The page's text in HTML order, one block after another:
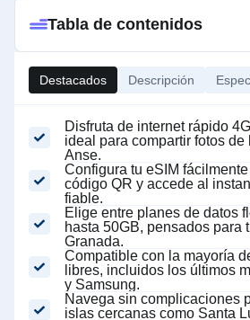
Destacados Descripción
Disfruta de internet rápido
ideal para compartir fotos de
Anse.
Configura tu eSIM
código QR y accede al
fiable.
Elige entre planes de datos
hasta 50GB, pensados para
Granada.
Compatible con la mayoría
libres, incluidos los últimos
y Samsung.
Navega sin complicaciones
islas cercanas como Santa
Tabla de contenidos